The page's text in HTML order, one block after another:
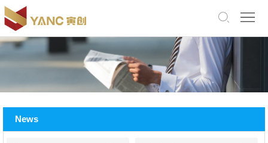
中
文
版
Us
Products
News